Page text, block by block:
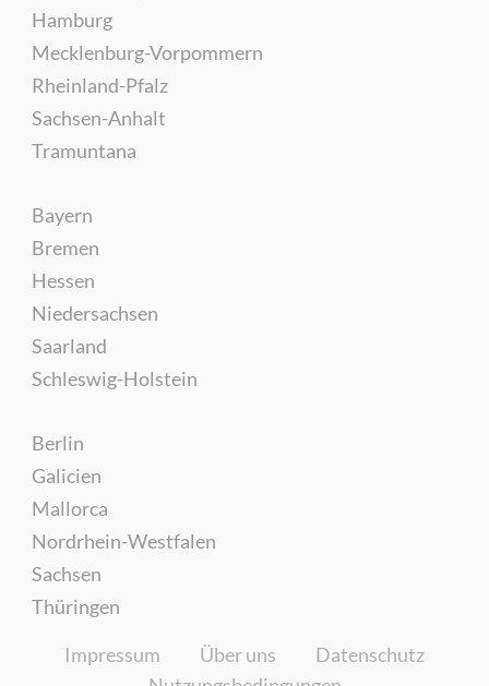
Hamburg
Mecklenburg-Vorpommern
Rheinland-Pfalz
Sachsen-Anhalt
Tramuntana
Bayern
Bremen
Hessen
Niedersachsen
Saarland
Schleswig-Holstein
Berlin
Galicien
Mallorca
Nordrhein-Westfalen
Sachsen
Thüringen
Impressum Über uns
Datenschutz